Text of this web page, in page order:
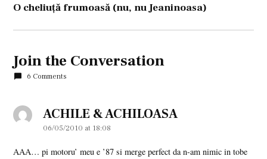
O cheliuţă frumoasă (nu, nu Jeaninoasa)
Join the Conversation
6 Comments
ACHILE & ACHILOASAsays:
06/05/2010 at 18:08
AAA… pi motoru’ meu e ’87 si merge perfect da n-am nimic in tobe